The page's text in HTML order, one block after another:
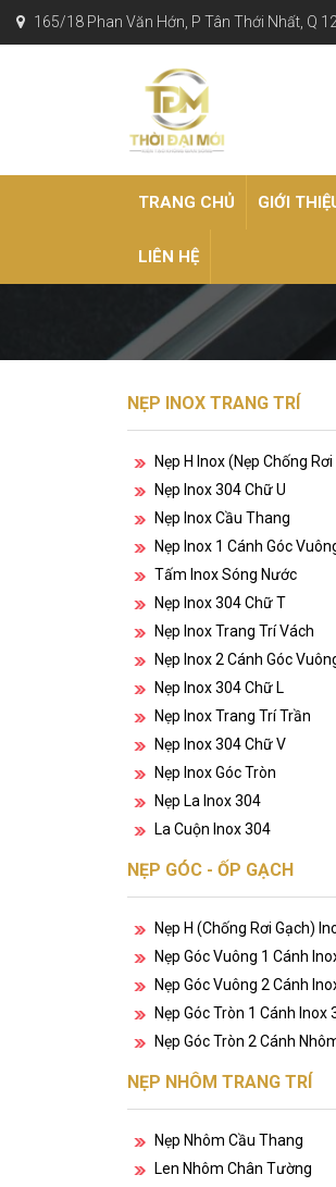
165/18 Phan Văn Hớn, P Tân Thới Nhất, Q
TRANG CHỦ GIỚI
LIÊN HỆ
NẸP INOX TRANG TRÍ
Nẹp H Inox (nẹp Chống Rơi
Nẹp Inox 304 Chữ U
Nẹp Inox Cầu Thang
Nẹp Inox 1 Cánh Góc
Tấm Inox Sóng Nước
Nẹp Inox 304 Chữ T
Nẹp Inox Trang Trí Vách
Nẹp Inox 2 Cánh Góc
Nẹp Inox 304 Chữ L
Nẹp Inox Trang Trí Trần
Nẹp Inox 304 Chữ V
Nẹp Inox Góc Tròn
Nẹp La Inox 304
La Cuộn Inox 304
NẸP GÓC - ỐP GẠCH
Nẹp H (chống Rơi Gạch)
Nẹp Góc Vuông 1 Cánh
Nẹp Góc Vuông 2 Cánh
Nẹp Góc Tròn 1 Cánh Inox
Nẹp Góc Tròn 2 Cánh
NẸP NHÔM TRANG TRÍ
Nẹp Nhôm Cầu Thang
Len Nhôm Chân Tường